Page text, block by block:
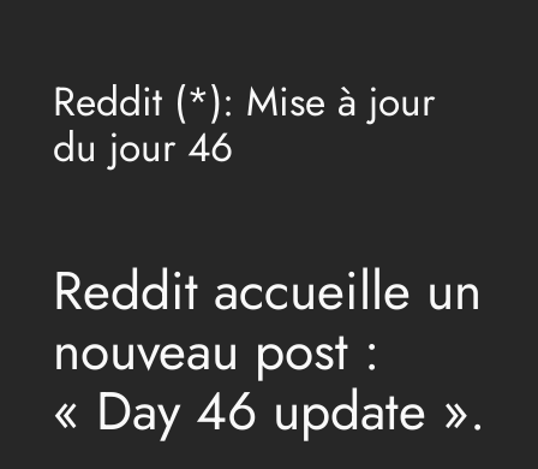
contenuReddit (*): Mise à jour
du jour 46
Reddit accueille un
nouveau post :
« Day 46 update ».